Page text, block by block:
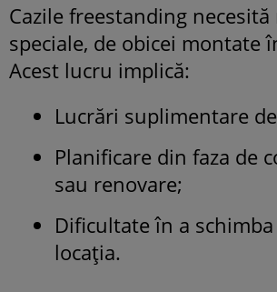
Cazile freestanding
speciale, de obicei montate
Acest lucru implică:
Lucrări suplimentare
Planificare din faza de
sau renovare;
Dificultate în a
locația.